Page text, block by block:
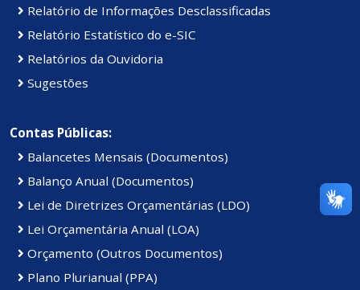
Relatório de Informações Desclassificadas
Relatório Estatístico do e-SIC
Relatórios da Ouvidoria
Sugestões
Contas Públicas:
Balancetes Mensais (Documentos)
Balanço Anual (Documentos)
Lei de Diretrizes Orçamentárias (LDO)
Lei Orçamentária Anual (LOA)
Orçamento (Outros Documentos)
Plano Plurianual (PPA)